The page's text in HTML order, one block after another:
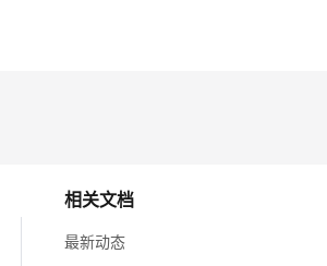
相关文档
最新动态